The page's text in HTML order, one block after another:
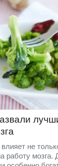
не
работу мозга.